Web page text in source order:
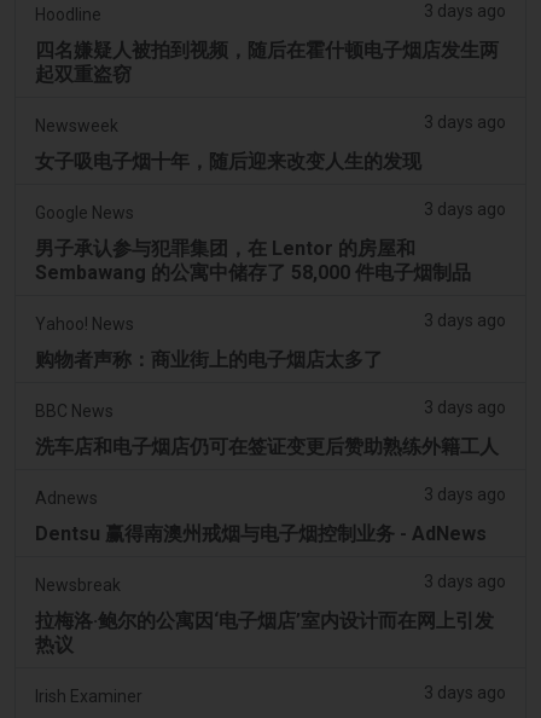
Hoodline 3 days ago
四名嫌疑人被拍到视频，随后在霍什顿电子烟店发生两
起双重盗窃
Newsweek 3 days ago
女子吸电子烟十年，随后迎来改变人生的发现
Google News 3 days ago
男子承认参与犯罪集团，在 Lentor 的房屋和
Sembawang 的公寓中储存了 58,000 件电子烟制品
Yahoo! News 3 days ago
购物者声称：商业街上的电子烟店太多了
BBC News 3 days ago
洗车店和电子烟店仍可在签证变更后赞助熟练外籍工人
Adnews 3 days ago
Dentsu 赢得南澳州戒烟与电子烟控制业务 - AdNews
Newsbreak 3 days ago
拉梅洛·鲍尔的公寓因‘电子烟店’室内设计而在网上引发
热议
Irish Examiner 3 days ago